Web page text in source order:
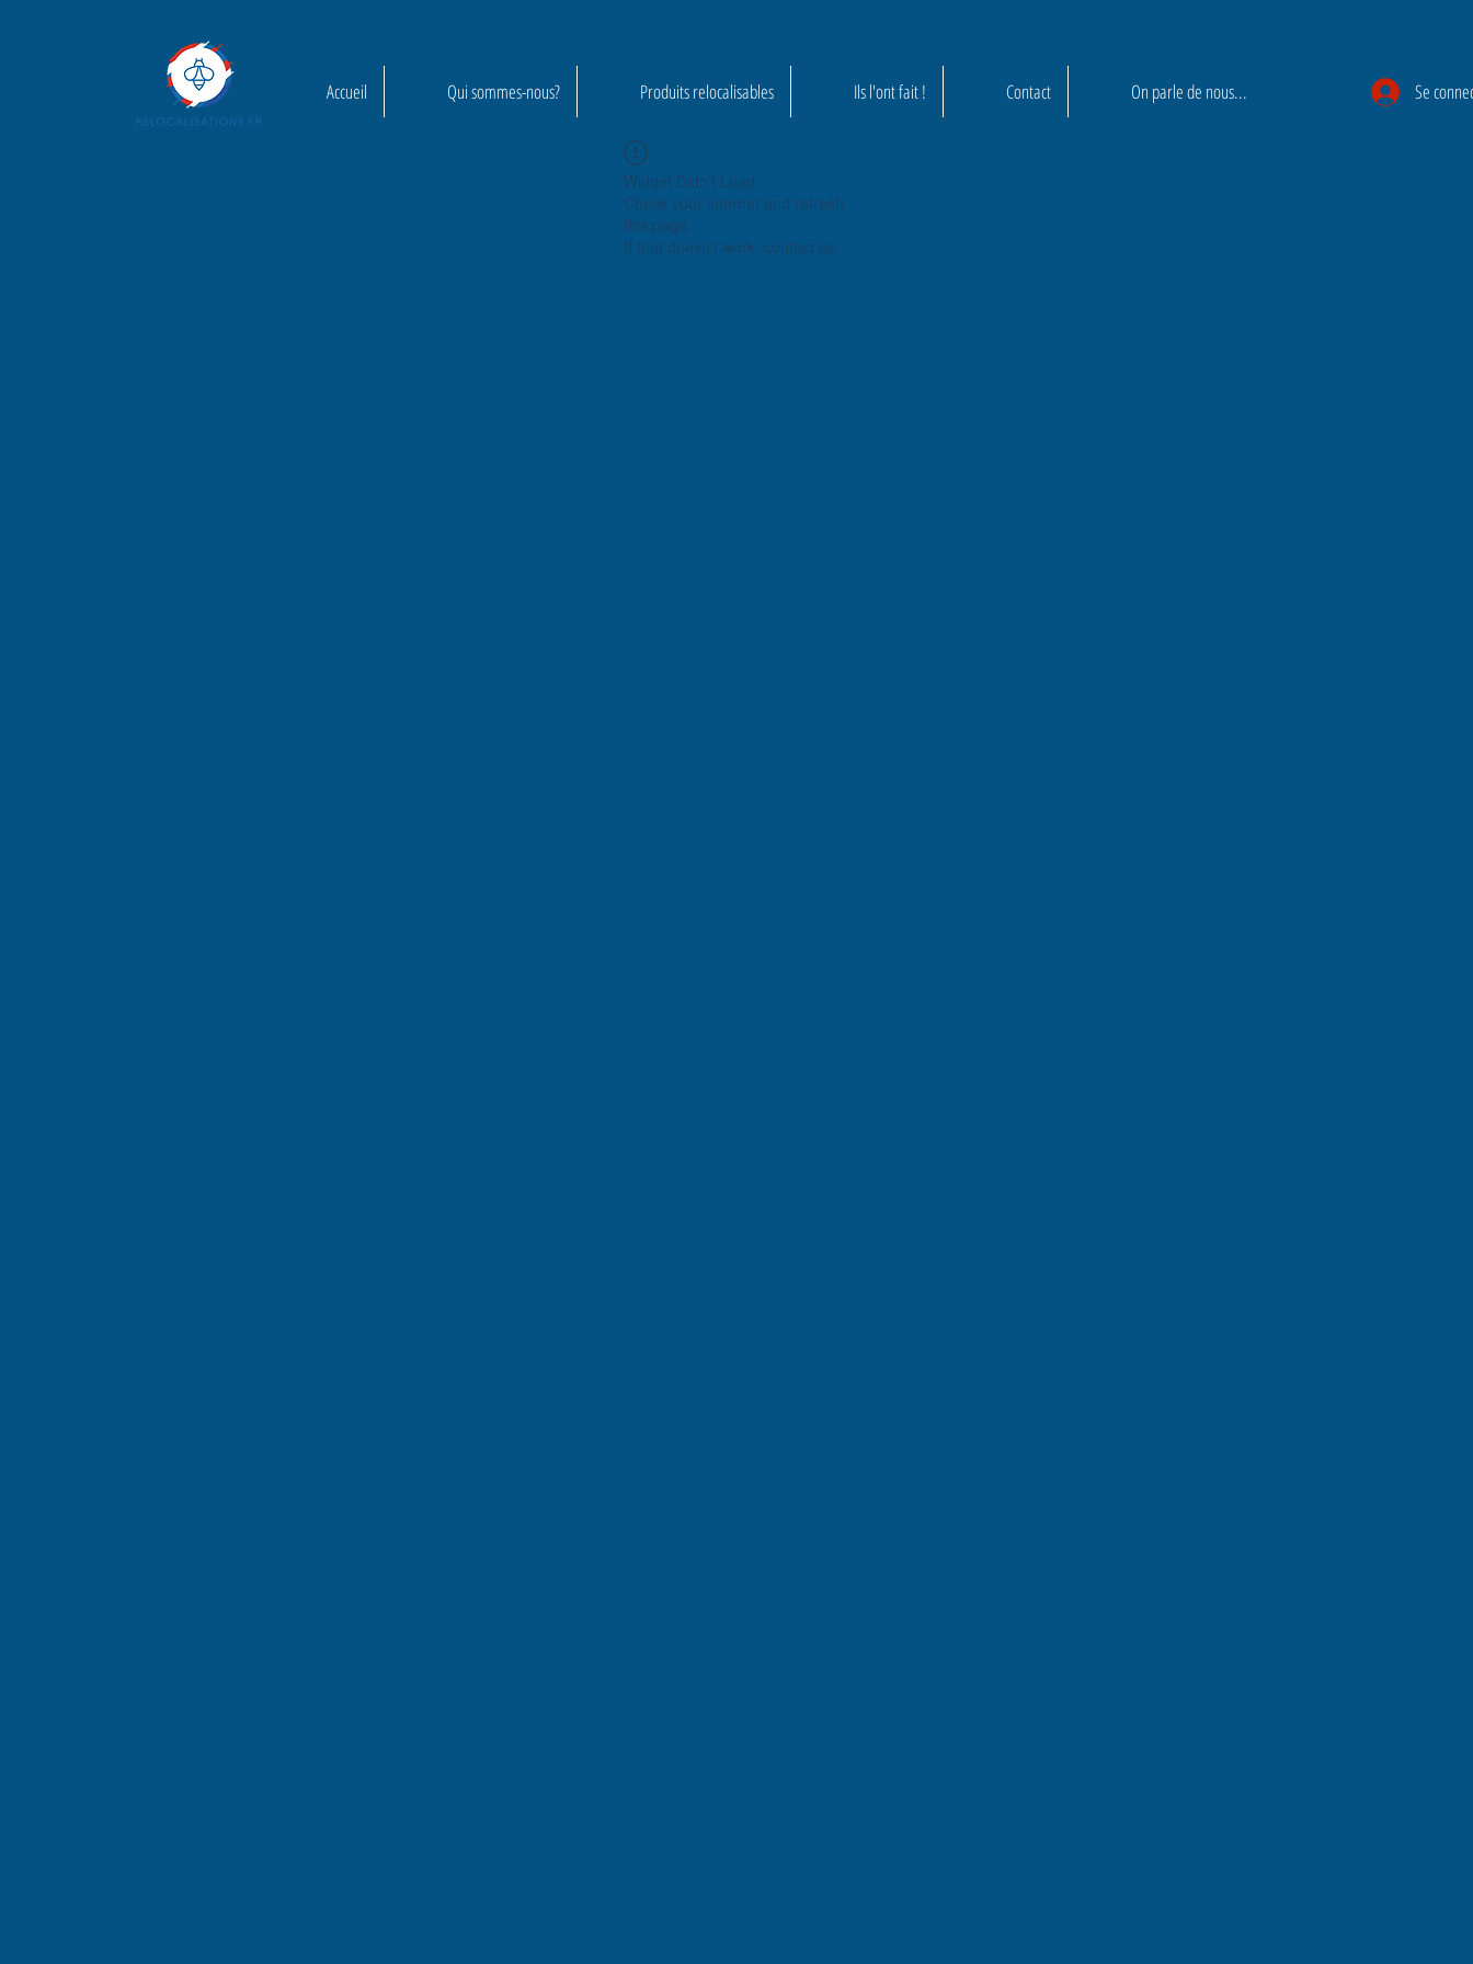
Accueil Qui sommes-nous? Produits relocalisables Ils l'ont fait ! Contact On parle de nous... Se
Widget Didn’t Load
Check your internet and refresh
this page.
If that doesn’t work, contact us.